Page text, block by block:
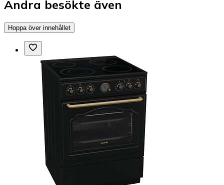
Andra besökte även
Hoppa över innehållet